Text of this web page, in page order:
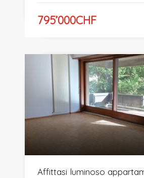
795’000CHF
Affittasi luminoso